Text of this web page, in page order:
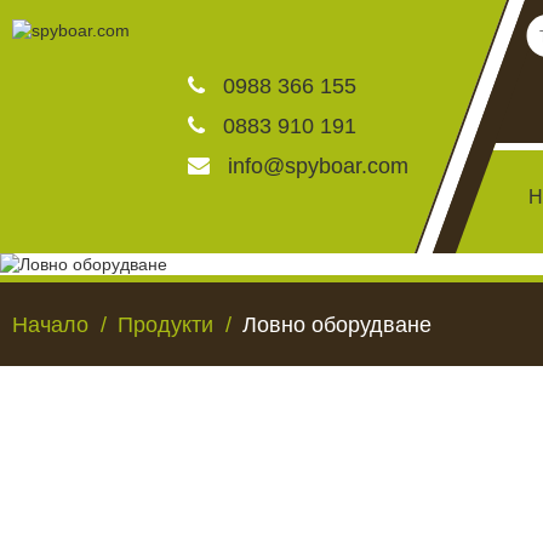
0988 366 155
0883 910 191
info@spyboar.com
Ловни камери
Фотокапани на живо
Камери за
Начало Продукти Ловно оборудване